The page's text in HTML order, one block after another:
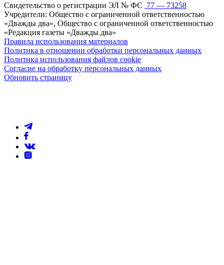
Свидетельство о регистрации ЭЛ № ФС 77 — 73258
Учредители: Общество с ограниченной ответственностью
«Дважды два», Общество с ограниченной ответственностью
«Редакция газеты «Дважды два»
Правила использования материалов
Политика в отношении обработки персональных данных
Политика использования файлов cookie
Согласие на обработку персональных данных
Обновить страницу